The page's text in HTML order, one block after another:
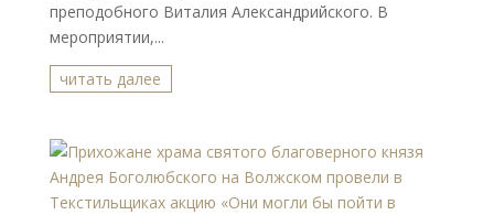
преподобного Виталия Александрийского. В
мероприятии,...
читать далее